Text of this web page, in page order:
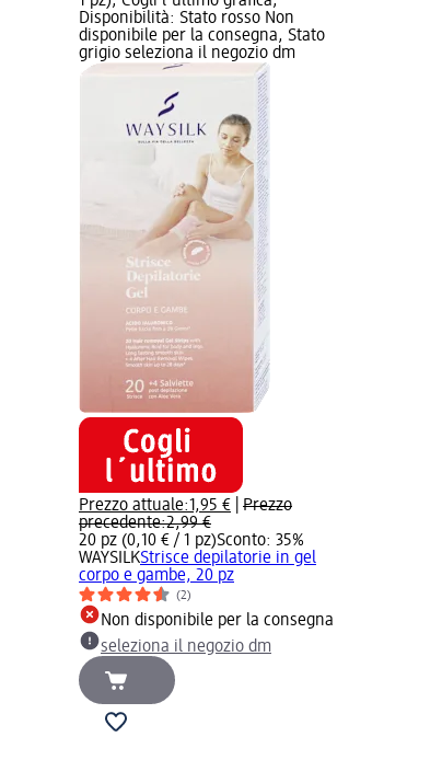
Disponibilità: Stato rosso Non
disponibile per la consegna, Stato
grigio seleziona il negozio dm
Prezzo attuale:1,95 €
Prezzo
precedente:2,99 €
20 pz (0,10 € / 1 pz)Sconto: 35%
WAYSILKStrisce depilatorie in gel
corpo e gambe, 20 pz
(2)
Non disponibile per la consegna
seleziona il negozio dm